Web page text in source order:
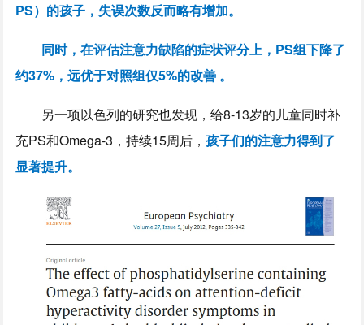
PS）的孩子，失误次数反而略有增加。
同时，在评估注意力缺陷的症状评分上，PS组下降了
约37%，远优于对照组仅5%的改善 。
另一项以色列的研究也发现，给8-13岁的儿童同时补
充PS和Omega-3，持续15周后，孩子们的注意力得到了
显著提升。